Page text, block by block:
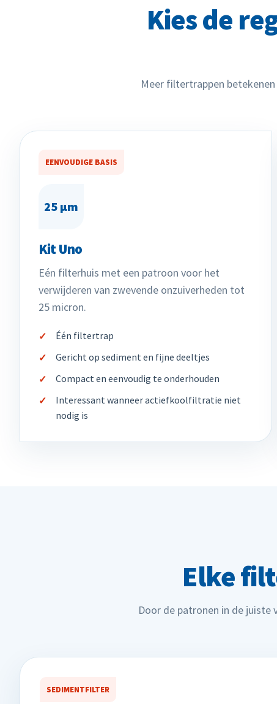
Kies de
Meer filtertrappen
EENVOUDIGE BASIS
25 µm
Kit Uno
Eén filterhuis met een patroon voor het
verwijderen van zwevende onzuiverheden tot
25 micron.
Één filtertrap
Gericht op sediment en fijne deeltjes
Compact en eenvoudig te onderhouden
Interessant wanneer actiefkoolfiltratie niet
nodig is
Elke
Door de patronen in de
SEDIMENTFILTER